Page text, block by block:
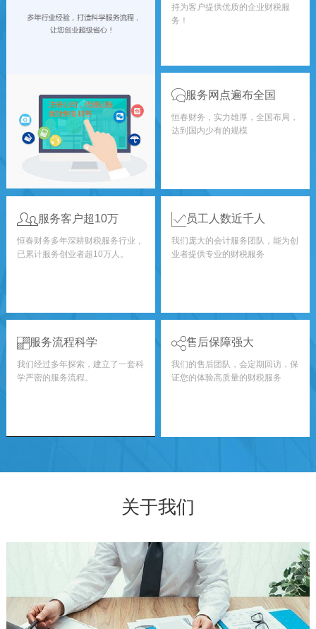
持为客户提供优质的企业财税服
务！
服务网点遍布全国
恒春财务，实力雄厚，全国布局，
达到国内少有的规模
服务客户超10万
恒春财务多年深耕财税服务行业，
已累计服务创业者超10万人。
员工人数近千人
我们庞大的会计服务团队，能为创
业者提供专业的财税服务
服务流程科学
我们经过多年探索，建立了一套科
学严密的服务流程。
售后保障强大
我们的售后团队，会定期回访，保
证您的体验高质量的财税服务
关于我们